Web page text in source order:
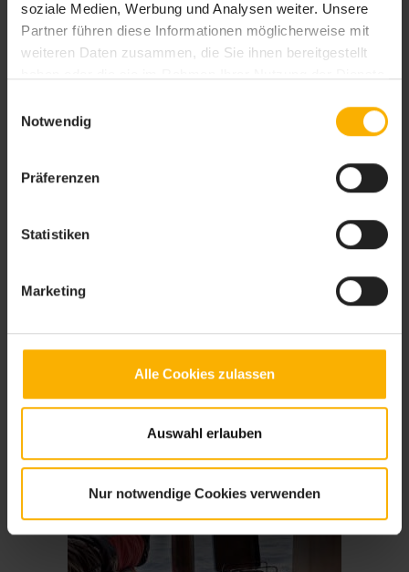
soziale Medien, Werbung und Analysen weiter. Unsere
Partner führen diese Informationen möglicherweise mit
weiteren Daten zusammen, die Sie ihnen bereitgestellt
Cookies, wenn Sie unsere Webseite weiterhin nutzen.
Notwendig
Präferenzen
Statistiken
Marketing
Alle Cookies zulassen
Auswahl erlauben
Nur notwendige Cookies verwenden
Alles dabei für den Winterurlaub? Oder vielleicht doch nicht! Nutzen Sie